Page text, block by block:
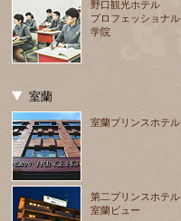
野口観光ホテル
プロフェッショナル
学院
室蘭
室蘭プリンスホテル
第二プリンスホテル
室蘭ビュー